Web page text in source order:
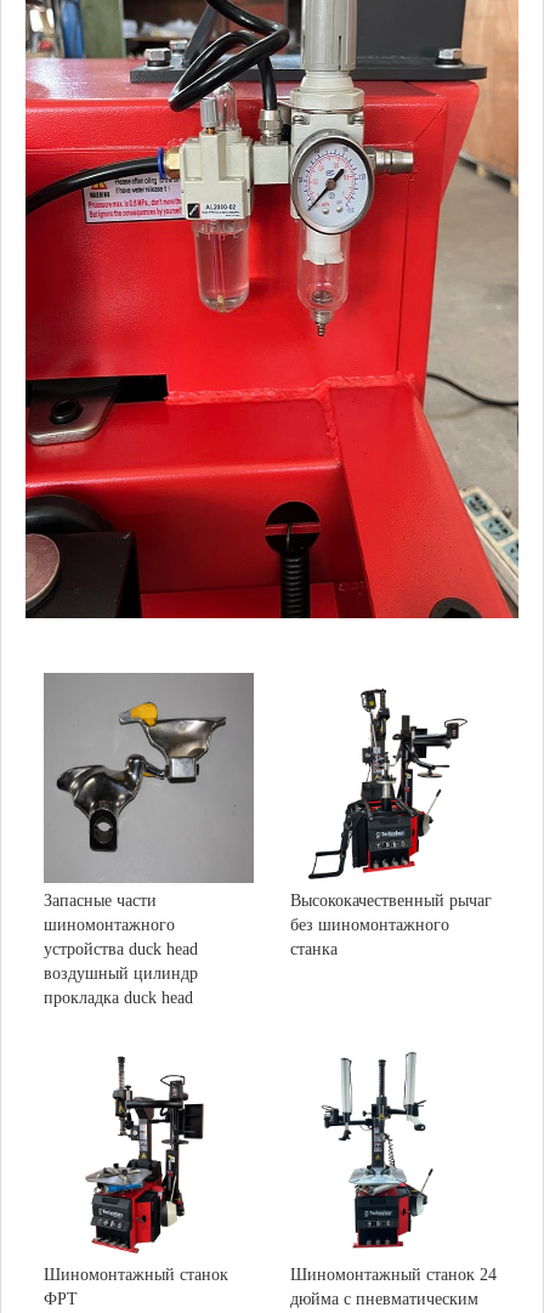
Запасные части
шиномонтажного
устройства duck head
воздушный цилиндр
прокладка duck head
Высококачественный рычаг
без шиномонтажного
станка
Шиномонтажный станок
ФРТ
Шиномонтажный станок 24
дюйма с пневматическим